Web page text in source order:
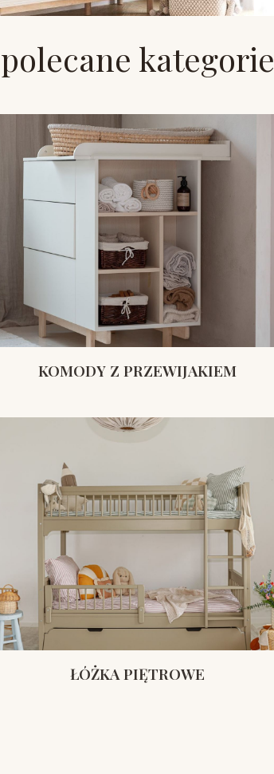
polecane kategorie
KOMODY Z PRZEWIJAKIEM
ŁÓŻKA PIĘTROWE